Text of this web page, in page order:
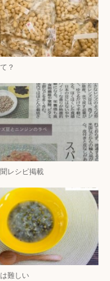
？
レシピ掲載
難しい